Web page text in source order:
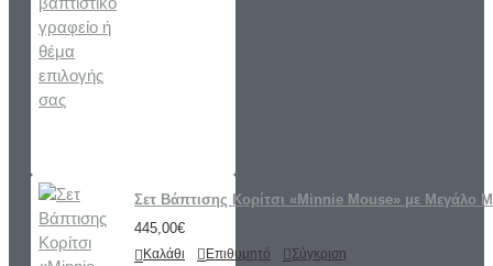
Σετ Βάπτισης Κορίτσι «Minnie Mouse» με Μεγάλο
445,00€
Καλάθι Επιθυμητό Σύγκριση